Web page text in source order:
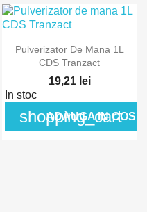
Pulverizator De Mana 1L
CDS Tranzact
19,21 lei
In stoc
shopping_cart
ADAUGA IN COS